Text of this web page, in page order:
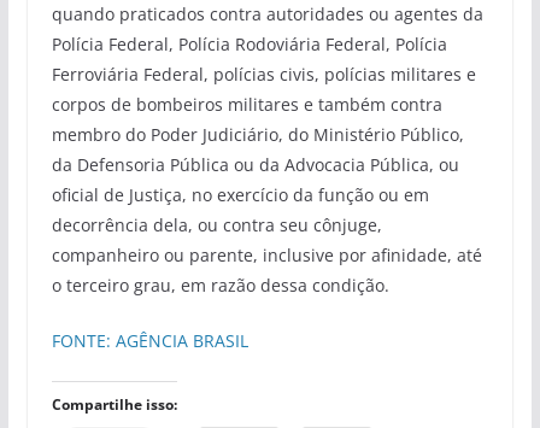
quando praticados contra autoridades ou agentes da
Polícia Federal, Polícia Rodoviária Federal, Polícia
Ferroviária Federal, polícias civis, polícias militares e
corpos de bombeiros militares e também contra
membro do Poder Judiciário, do Ministério Público,
da Defensoria Pública ou da Advocacia Pública, ou
oficial de Justiça, no exercício da função ou em
decorrência dela, ou contra seu cônjuge,
companheiro ou parente, inclusive por afinidade, até
o terceiro grau, em razão dessa condição.
FONTE: AGÊNCIA BRASIL
Compartilhe isso: